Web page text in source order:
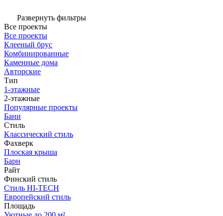
Развернуть фильтры
Все проекты
Все проекты
Клееный брус
Комбинированные
Каменные дома
Авторские
Тип
1-этажные
2-этажные
Популярные проекты
Бани
Стиль
Классический стиль
Фахверк
Плоская крыша
Барн
Райт
Финский стиль
Стиль HI-TECH
Европейский стиль
Площадь